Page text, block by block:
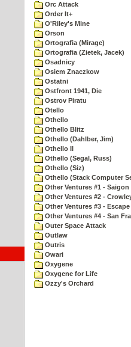
Orc Attack
Order It+
O'Riley's Mine
Orson
Ortografia (Mirage)
Ortografia (Zietek, Jacek)
Osadnicy
Osiem Znaczkow
Ostatni
Ostfront 1941, Die
Ostrov Piratu
Otello
Othello
Othello Blitz
Othello (Dahlber, Jim)
Othello II
Othello (Segal, Russ)
Othello (Siz)
Othello (Stack Computer
Other Ventures #1 -
Other Ventures #2 -
Other Ventures #3 -
Other Ventures #4 - San
Outer Space Attack
Outlaw
Outris
Owari
Oxygene
Oxygene for Life
Ozzy's Orchard